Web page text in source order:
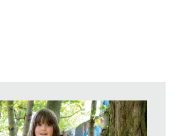
non esistevano dei criteri che
pedagogica o semplicemente che cosa
la cura e l’educazione del bambino